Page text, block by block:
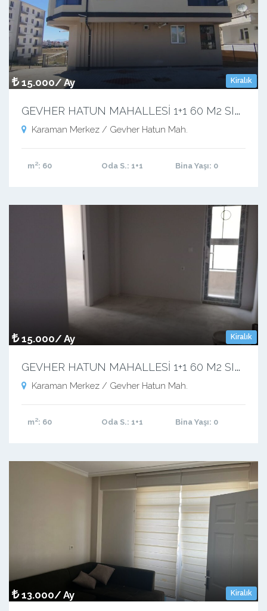
Kiralık
15.000/ Ay
G
EVHER HATUN MAHALLESİ 1+1 60 M2 SIFIR APART
Karaman Merkez / Gevher Hatun Mah.
m²: 60 Oda S.: 1+1 Bina Yaşı: 0
Kiralık
15.000/ Ay
G
EVHER HATUN MAHALLESİ 1+1 60 M2 SIFIR APART
Karaman Merkez / Gevher Hatun Mah.
m²: 60 Oda S.: 1+1 Bina Yaşı: 0
Kiralık
13.000/ Ay